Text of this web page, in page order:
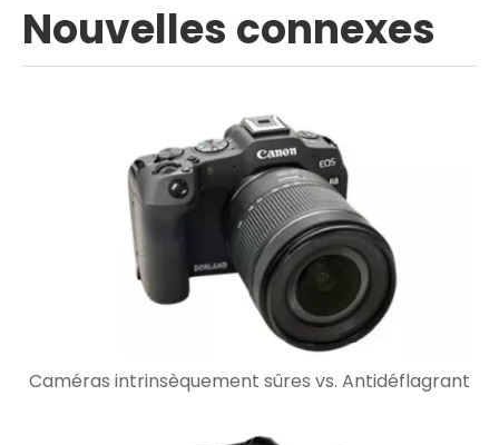
Nouvelles connexes
Caméras intrinsèquement sûres vs. Antidéflagrant